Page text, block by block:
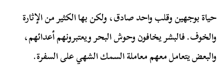
حياة بوجهين وقلب واحد صادق، ولكن بها الكثير من الإثارة
والخوف. فالبشر يخافون وحوش البحر ويعتبرونهم أعدائهم،
والبعض يتعامل معهم معاملة السمك الشهي على السفرة.